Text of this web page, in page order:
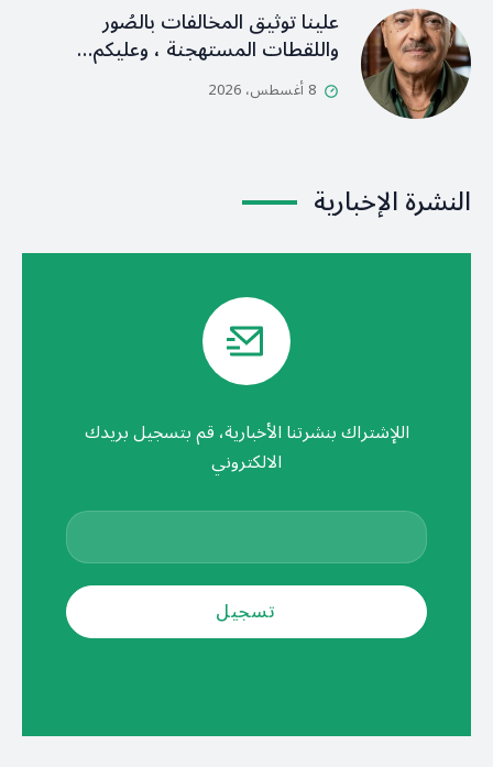
علينا توثيق المخالفات بالصُور
واللقطات المستهجنة ، وعليكم…
8 أغسطس، 2026
النشرة الإخبارية
اللإشتراك بنشرتنا الأخبارية، قم بتسجيل بريدك
الالكتروني